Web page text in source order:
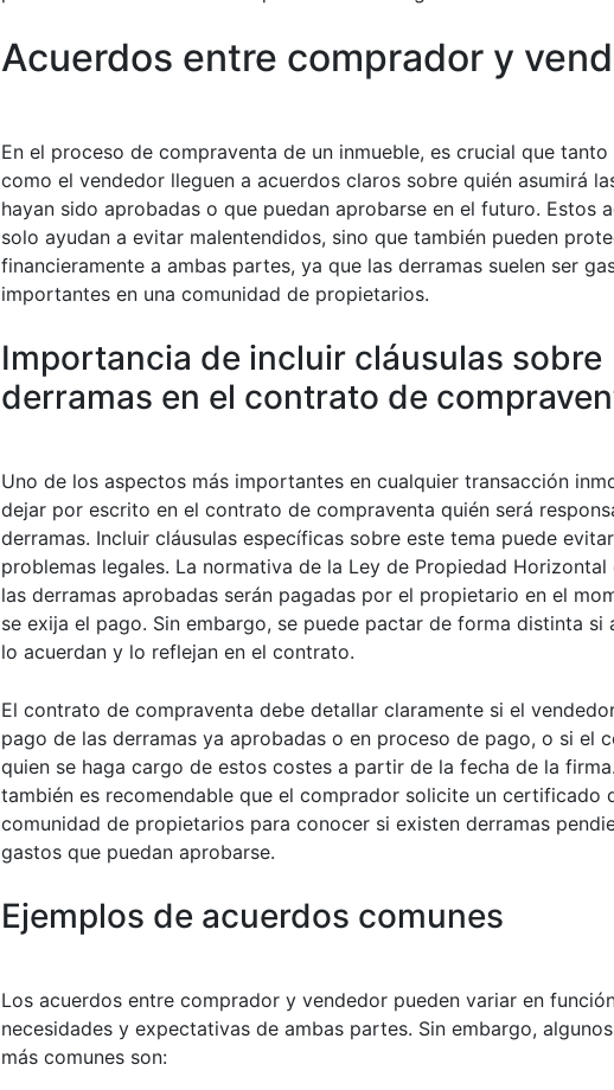
Acuerdos entre comprador y
En el proceso de compraventa de un inmueble, es crucial que
como el vendedor lleguen a acuerdos claros sobre quién asumirá
hayan sido aprobadas o que puedan aprobarse en el futuro. Estos
solo ayudan a evitar malentendidos, sino que también pueden
financieramente a ambas partes, ya que las derramas suelen ser
importantes en una comunidad de propietarios.
Importancia de incluir cláusulas sobre
derramas en el contrato de
Uno de los aspectos más importantes en cualquier transacción
dejar por escrito en el contrato de compraventa quién será
derramas. Incluir cláusulas específicas sobre este tema puede
problemas legales. La normativa de la Ley de Propiedad Horizontal
las derramas aprobadas serán pagadas por el propietario en el
se exija el pago. Sin embargo, se puede pactar de forma distinta si
lo acuerdan y lo reflejan en el contrato.
El contrato de compraventa debe detallar claramente si el
pago de las derramas ya aprobadas o en proceso de pago, o si el
quien se haga cargo de estos costes a partir de la fecha de la
también es recomendable que el comprador solicite un certificado
comunidad de propietarios para conocer si existen derramas
gastos que puedan aprobarse.
Ejemplos de acuerdos comunes
Los acuerdos entre comprador y vendedor pueden variar en
necesidades y expectativas de ambas partes. Sin embargo,
más comunes son: